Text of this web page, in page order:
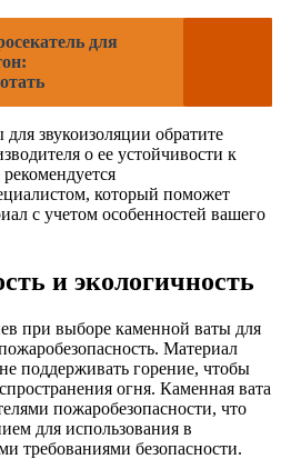
для
звукоизоляции обратите
о ее устойчивости к
который поможет
с учетом особенностей вашего
и экологичность
при выборе каменной ваты для
Материал
поддерживать горение, чтобы
огня. Каменная вата
пожаробезопасности, что
для использования в
требованиями безопасности.